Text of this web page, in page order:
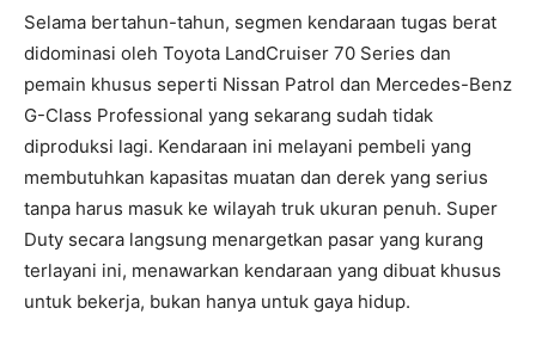
Selama bertahun-tahun, segmen kendaraan tugas berat
didominasi oleh Toyota LandCruiser 70 Series dan
pemain khusus seperti Nissan Patrol dan Mercedes-Benz
G-Class Professional yang sekarang sudah tidak
diproduksi lagi. Kendaraan ini melayani pembeli yang
membutuhkan kapasitas muatan dan derek yang serius
tanpa harus masuk ke wilayah truk ukuran penuh. Super
Duty secara langsung menargetkan pasar yang kurang
terlayani ini, menawarkan kendaraan yang dibuat khusus
untuk bekerja, bukan hanya untuk gaya hidup.